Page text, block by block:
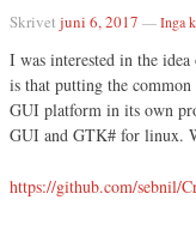
Skrivet juni 6, 2017 —Inga
I was interested in the
is that putting the
GUI platform in its own
GUI and GTK# for linux.
https://github.com/sebnil/